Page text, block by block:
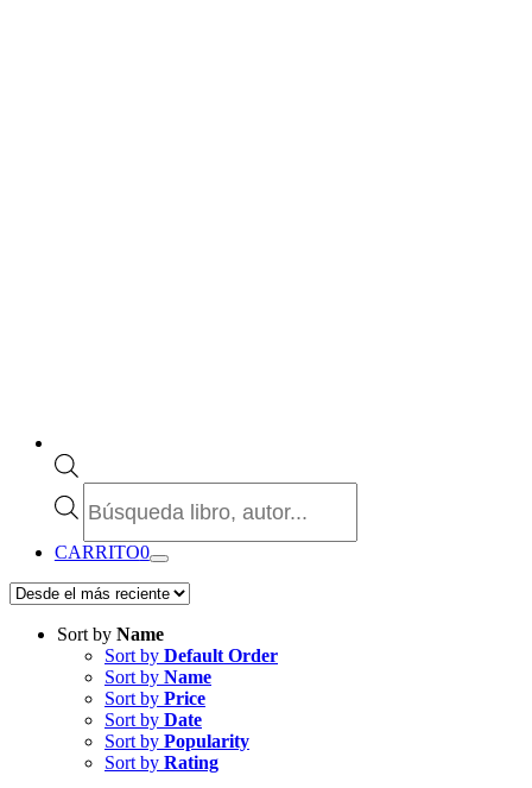
de
CARRITO0
Sort by Name
Sort by Default Order
Sort by Name
Sort by Price
Sort by Date
Sort by Popularity
Sort by Rating